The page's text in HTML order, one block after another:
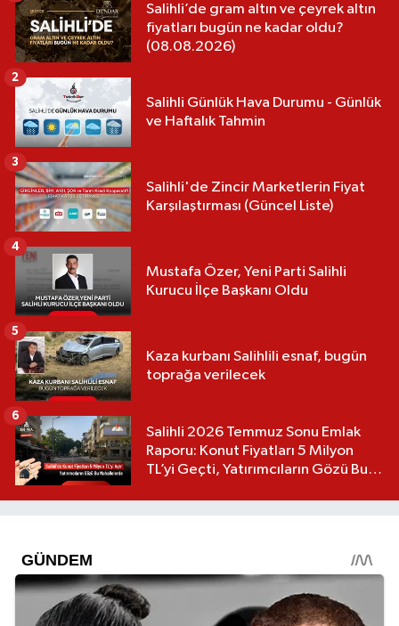
Salihli’de gram altın ve çeyrek altın
fiyatları bugün ne kadar oldu?
(08.08.2026)
Salihli Günlük Hava Durumu - Günlük
ve Haftalık Tahmin
2
Salihli'de Zincir Marketlerin Fiyat
Karşılaştırması (Güncel Liste)
3
Mustafa Özer, Yeni Parti Salihli
Kurucu İlçe Başkanı Oldu
4
Kaza kurbanı Salihlili esnaf, bugün
toprağa verilecek
5
Salihli 2026 Temmuz Sonu Emlak
Raporu: Konut Fiyatları 5 Milyon
TL’yi Geçti, Yatırımcıların Gözü Bu
6